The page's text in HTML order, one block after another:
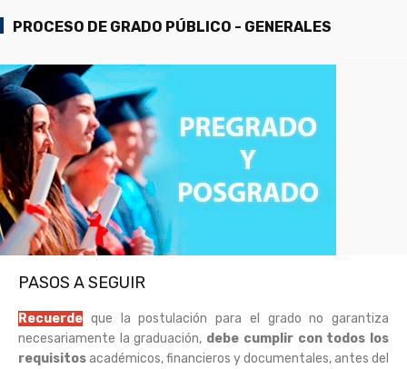
PROCESO DE GRADO PÚBLICO - GENERALES
PASOS A SEGUIR
Recuerde que la postulación para el grado no garantiza
necesariamente la graduación, debe cumplir con todos los
requisitosacadémicos, financieros y documentales, antes del